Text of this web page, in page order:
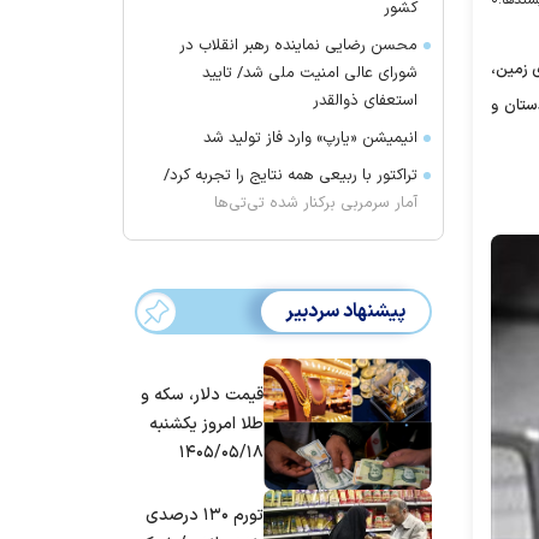
ریشتر در ساعت ۲۱:۳۱:۳۵ و در عمق ۱۰کیلومتری زمین،
۸۲کیلومتری ارمارده کردستان و
کشور
محسن رضایی نماینده رهبر انقلاب در
شورای عالی امنیت ملی شد/ تایید
استعفای ذوالقدر
انیمیشن «یارپ» وارد فاز تولید شد
تراکتور با ربیعی همه نتایج را تجربه کرد/
آمار سرمربی برکنار شده تی‌تی‌ها
پیشنهاد سردبیر
قیمت دلار، سکه و
طلا امروز یکشنبه
۱۴۰۵/۰۵/۱۸
تورم ۱۳۰ درصدی